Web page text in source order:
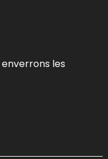
les